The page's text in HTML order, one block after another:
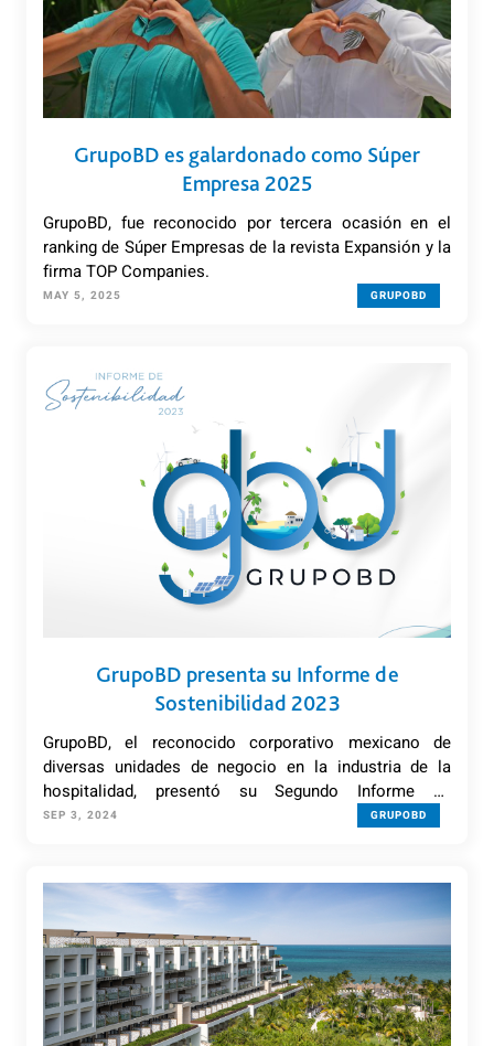
GrupoBD es galardonado como Súper
Empresa 2025
GrupoBD, fue reconocido por tercera ocasión en el
ranking de Súper Empresas de la revista Expansión y la
firma TOP Companies.
MAY 5, 2025 GRUPOBD
GrupoBD presenta su Informe de
Sostenibilidad 2023
GrupoBD, el reconocido corporativo mexicano de
diversas unidades de negocio en la industria de la
hospitalidad, presentó su Segundo Informe de
Sostenibilidad, el cual tiene como objetivo comunicar
logrado durante el año 2023.
SEP 3, 2024 GRUPOBD